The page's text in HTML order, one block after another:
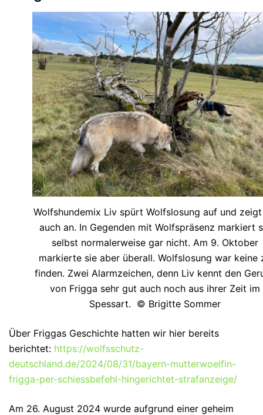
Wolfshundemix Liv spürt Wolfslosung auf und
auch an. In Gegenden mit Wolfspräsenz markiert
selbst normalerweise gar nicht. Am 9. Oktober
markierte sie aber überall. Wolfslosung war keine
finden. Zwei Alarmzeichen, denn Liv kennt den
von Frigga sehr gut auch noch aus ihrer Zeit im
Spessart. © Brigitte Sommer
Über Friggas Geschichte hatten wir hier bereits
berichtet: https://wolfsschutz-
deutschland.de/2024/08/31/bayern-mutterwoelfin-
frigga-per-schiessbefehl-hingerichtet-strafanzeige/
Am 26. August 2024 wurde aufgrund einer geheim